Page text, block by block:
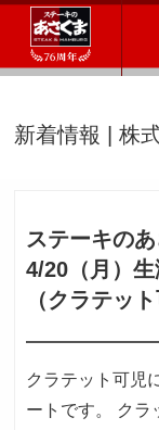
メニュー
会社情報
会社概要
IR情報
お問い合わ
新着情報 | 株
ステーキの
4/20（月）
（クラテット
クラテット可児
ートです。 クラ